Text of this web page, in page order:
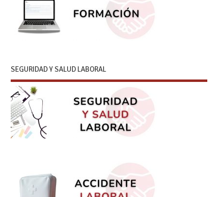
SEGURIDAD Y SALUD LABORAL